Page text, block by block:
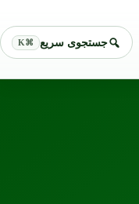
جستجوی سریع ⌘K